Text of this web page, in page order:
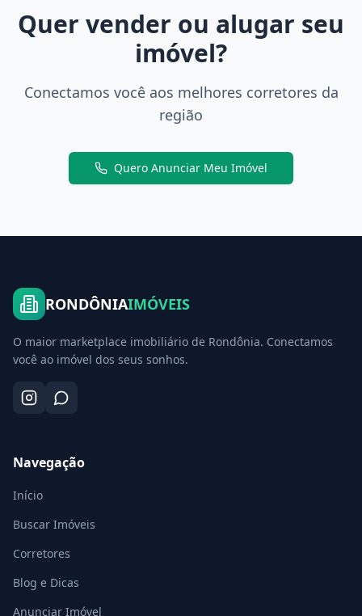
Quer vender ou alugar seu
imóvel?
Conectamos você aos melhores corretores da
região
Quero Anunciar Meu Imóvel
RONDÔNIAIMÓVEIS
O maior marketplace imobiliário de Rondônia. Conectamos
você ao imóvel dos seus sonhos.
Navegação
Início
Buscar Imóveis
Corretores
Blog e Dicas
Anunciar Imóvel